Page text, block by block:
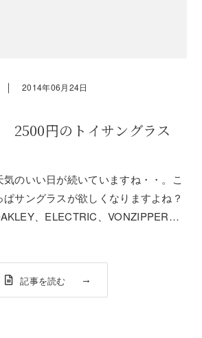
｜ 2014年06月24日
円のトイサングラス
のいい日が続いていますね・・。こ
サングラスが欲しくなりますよね？
、ELECTRIC、VONZIPPERな
...
記事を読む